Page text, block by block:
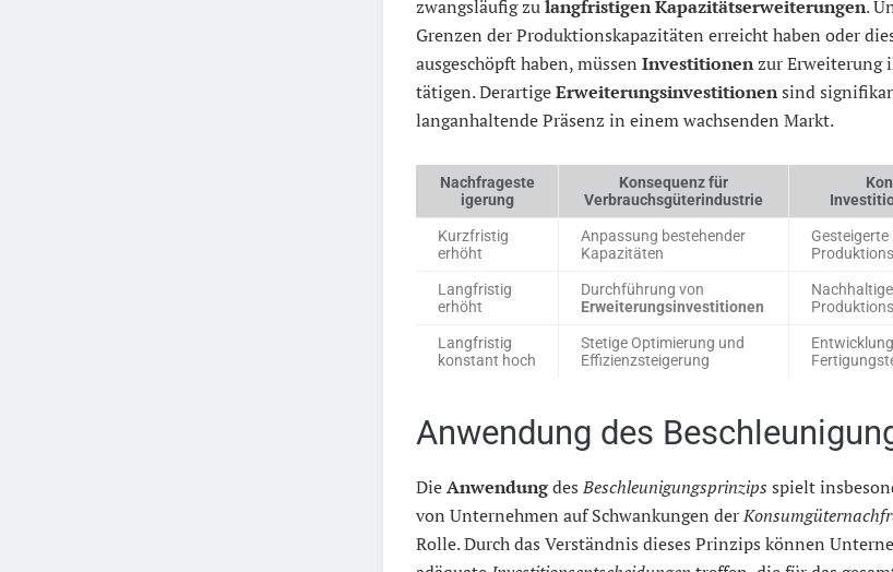
zwangsläufig zulangfristigen Kapazitätserweiterungen.
Grenzen der Produktionskapazitäten erreicht haben oder
ausgeschöpft haben, müssen Investitionenzur Erweiterung
tätigen. DerartigeErweiterungsinvestitionensind
langanhaltende Präsenz in einem wachsenden Markt.
Nachfrageste
igerung
Konsequenz für
Verbrauchsgüterindustrie
Kurzfristig
erhöht
Anpassung bestehender
Kapazitäten
Langfristig
erhöht
Durchführung von
Erweiterungsinvestitionen
Langfristig
konstant hoch
Stetige Optimierung und
Effizienzsteigerung
Anwendung des
DieAnwendungdesBeschleunigungsprinzips spielt
von Unternehmen auf Schwankungen der
Rolle. Durch das Verständnis dieses Prinzips können